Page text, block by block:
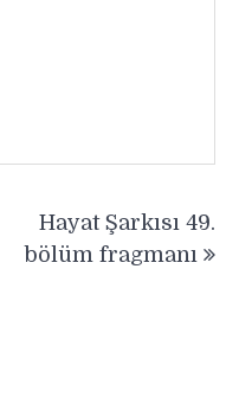
Hayat Şarkısı 49.
bölüm fragmanı